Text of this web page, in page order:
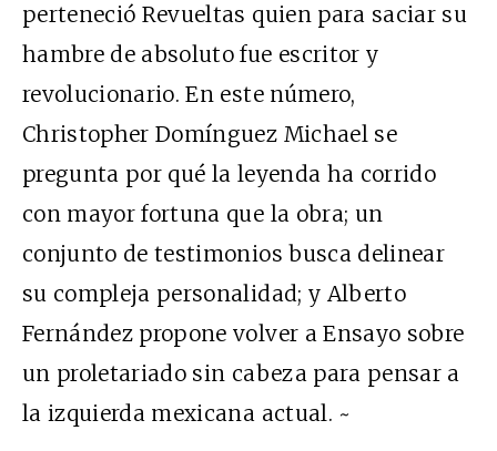
perteneció Revueltas quien para saciar su
hambre de absoluto fue escritor y
revolucionario. En este número,
Christopher Domínguez Michael se
pregunta por qué la leyenda ha corrido
con mayor fortuna que la obra; un
conjunto de testimonios busca delinear
su compleja personalidad; y Alberto
Fernández propone volver a Ensayo sobre
un proletariado sin cabeza para pensar a
la izquierda mexicana actual. ~